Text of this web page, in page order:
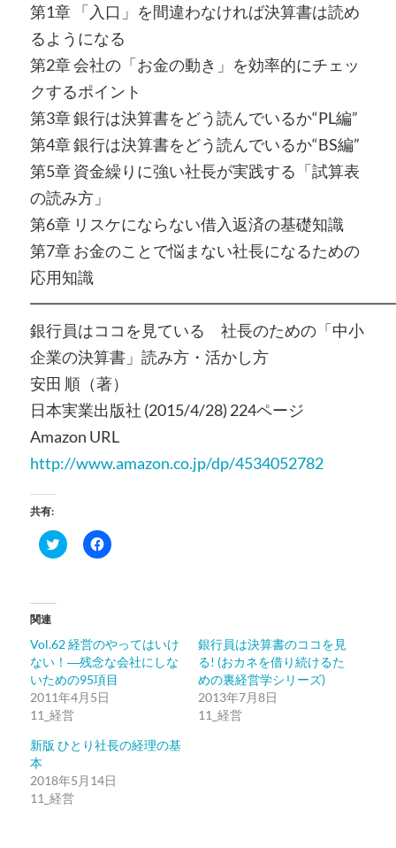
第1章 「入口」を間違わなければ決算書は読め
るようになる
第2章 会社の「お金の動き」を効率的にチェッ
クするポイント
第3章 銀行は決算書をどう読んでいるか“PL編”
第4章 銀行は決算書をどう読んでいるか“BS編”
第5章 資金繰りに強い社長が実践する「試算表
の読み方」
第6章 リスケにならない借入返済の基礎知識
第7章 お金のことで悩まない社長になるための
応用知識
銀行員はココを見ている 社長のための「中小
企業の決算書」読み方・活かし方
安田 順（著）
日本実業出版社 (2015/4/28) 224ページ
Amazon URL
http://www.amazon.co.jp/dp/4534052782
共有:
ク
リ
有
(新
し
い
ウ
ィ
ン
ド
で
ま
す)
Facebook
で
リ
ッ
ク
し
て
く
い
(新
ウ
関連
Vol.62 経営のやってはいけ
ない！―残念な会社にしな
いための95項目
2011年4月5日
11_経営
銀行員は決算書のココを見
る! (おカネを借り続けるた
めの裏経営学シリーズ)
2013年7月8日
11_経営
新版 ひとり社長の経理の基
本
2018年5月14日
11_経営